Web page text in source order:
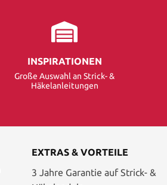
INSPIRATIONEN
Große Auswahl an Strick- &
Häkelanleitungen
EXTRAS & VORTEILE
3 Jahre Garantie auf Strick- &